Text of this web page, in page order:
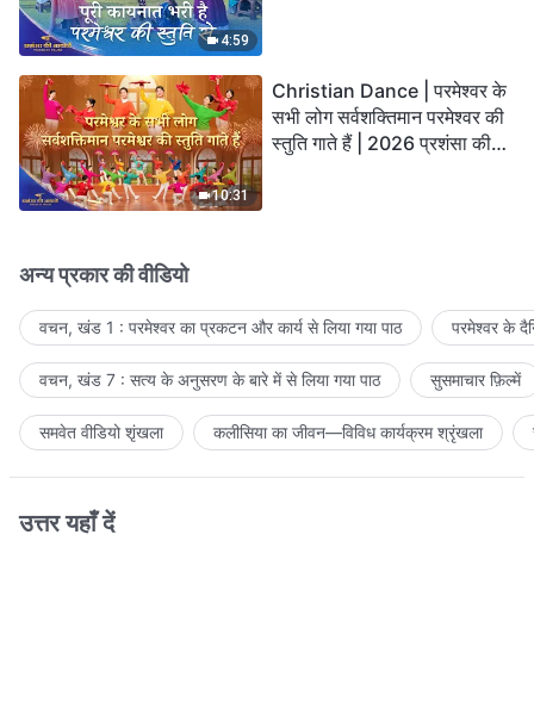
4:59
10:31
Christian Dance | परमेश्वर के
सभी लोग सर्वशक्तिमान परमेश्वर की
स्तुति गाते हैं | 2026 प्रशंसा की
अन्य प्रकार की वीडियो
वचन, खंड 1 : परमेश्वर का प्रकटन और कार्य से लिया गया पाठ परमेश्वर के
वचन, खंड 7 : सत्य के अनुसरण के बारे में से लिया गया पाठ सुसमाचार फ़िल्में
समवेत वीडियो शृंखला कलीसिया का जीवन—विविध कार्यक्रम श्रृंखला
उत्तर यहाँ दें